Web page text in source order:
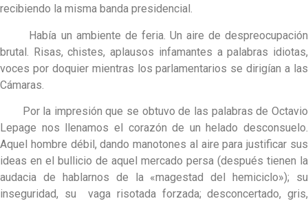
recibiendo la misma banda presidencial.
Había un ambiente de feria. Un aire de despreocupación
brutal. Risas, chistes, aplausos infamantes a palabras idiotas,
voces por doquier mientras los parlamentarios se dirigían a las
Cámaras.
Por la impresión que se obtuvo de las palabras de Octavio
Lepage nos llenamos el corazón de un helado desconsuelo.
Aquel hombre débil, dando manotones al aire para justificar sus
ideas en el bullicio de aquel mercado persa (después tienen la
audacia de hablarnos de la «magestad del hemiciclo»); su
inseguridad, su vaga risotada forzada; desconcertado, gris,